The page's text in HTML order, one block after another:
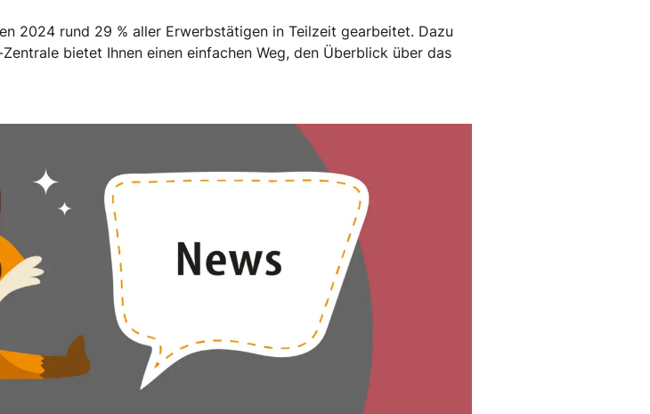
2024 rund 29 % aller Erwerbstätigen in Teilzeit gearbeitet. Dazu
bietet Ihnen einen einfachen Weg, den Überblick über das